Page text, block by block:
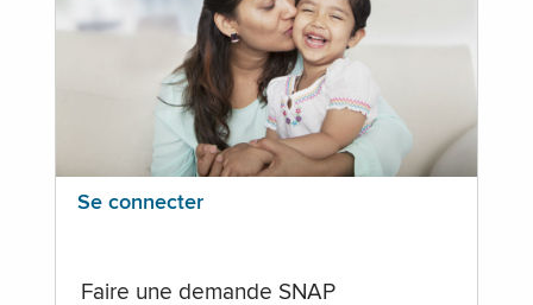
Se connecter
Faire une demande SNAP